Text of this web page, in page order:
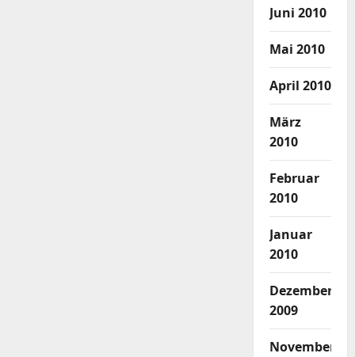
Juni 2010
Mai 2010
April 2010
März
2010
Februar
2010
Januar
2010
Dezember
2009
November